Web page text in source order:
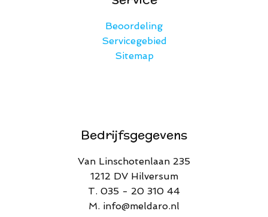
Beoordeling
Servicegebied
Sitemap
Bedrijfsgegevens
Van Linschotenlaan 235
1212 DV Hilversum
T. 035 - 20 310 44
M. info@meldaro.nl